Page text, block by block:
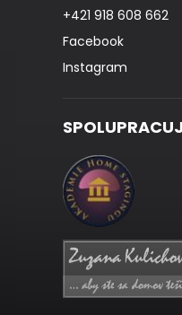
+421 918 608 662
Facebook
Instagram